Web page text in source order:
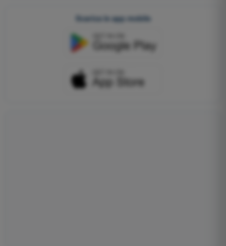
Scarica le app mobile